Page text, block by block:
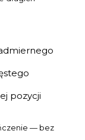
pozycji
— bez